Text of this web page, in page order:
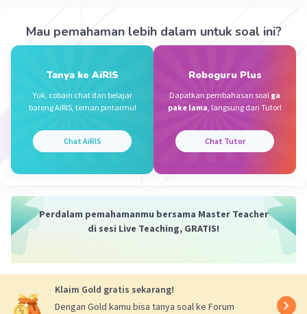
Jadi, selisih suhu kota Surabaya pada siang dan malam
hari adalah 12°C.
Sumber W Community Level 72
Jawaban terverifikasi
Jadi, selisih suhu kota Surabaya pada siang dan
malam hari adalah 12°C
Beri Rating·0.0(0) Balas
Mau pemahaman lebih dalam untuk soal ini?
Tanya ke AiRIS
Yuk, cobain chat dan belajar
bareng AiRIS, teman pintarmu!
Chat AiRIS
Roboguru Plus
Dapatkan pembahasan soal ga
pake lama, langsung dari Tutor!
Chat Tutor
Perdalam pemahamanmu bersama Master Teacher
di sesi Live Teaching, GRATIS!
Klaim Gold gratis sekarang!
Dengan Gold kamu bisa tanya soal ke Forum